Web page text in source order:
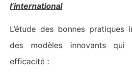
l’international
L’étude des bonnes pratiques
des modèles innovants
efficacité :